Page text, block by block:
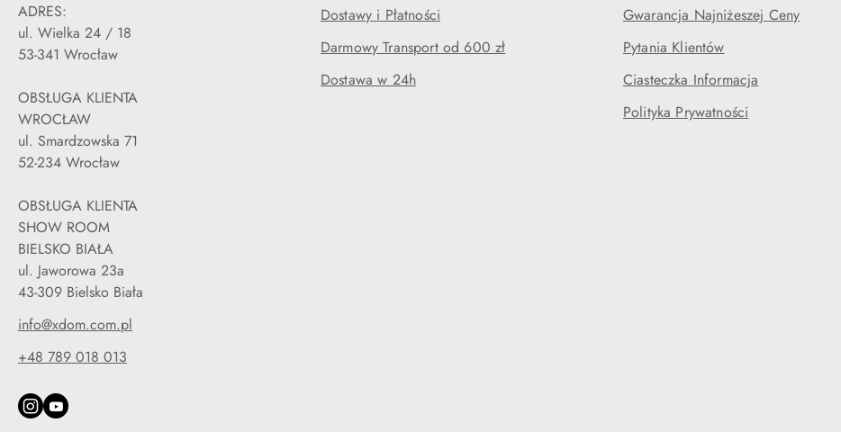
ADRES:
ul. Wielka 24 / 18
53-341 Wrocław
OBSŁUGA KLIENTA
WROCŁAW
ul. Smardzowska 71
52-234 Wrocław
OBSŁUGA KLIENTA
SHOW ROOM
BIELSKO BIAŁA
ul. Jaworowa 23a
43-309 Bielsko Biała
info@xdom.com.pl
+48 789 018 013
Dostawy i Płatności
Darmowy Transport od 600 zł
Dostawa w 24h
Gwarancja Najniżeszej Ceny
Pytania Klientów
Ciasteczka Informacja
Polityka Prywatności